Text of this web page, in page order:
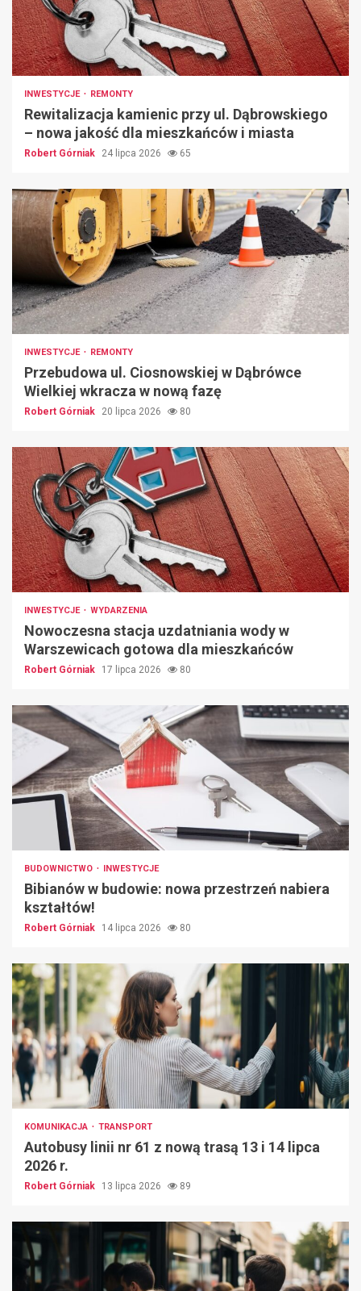
INWESTYCJE REMONTY
Rewitalizacja kamienic przy ul. Dąbrowskiego
– nowa jakość dla mieszkańców i miasta
Robert Górniak 24 lipca 2026 65
INWESTYCJE REMONTY
Przebudowa ul. Ciosnowskiej w Dąbrówce
Wielkiej wkracza w nową fazę
Robert Górniak 20 lipca 2026 80
INWESTYCJE WYDARZENIA
Nowoczesna stacja uzdatniania wody w
Warszewicach gotowa dla mieszkańców
Robert Górniak 17 lipca 2026 80
BUDOWNICTWO INWESTYCJE
Bibianów w budowie: nowa przestrzeń nabiera
kształtów!
Robert Górniak 14 lipca 2026 80
KOMUNIKACJA TRANSPORT
Autobusy linii nr 61 z nową trasą 13 i 14 lipca
2026 r.
Robert Górniak 13 lipca 2026 89